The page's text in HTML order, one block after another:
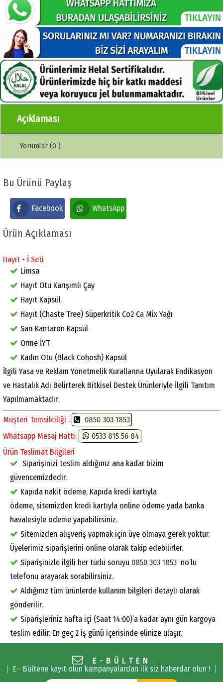
Açıklaması
Yorumlar (0 )
Bu Ürünü Paylaş
Facebook WhatsApp
Ürün Açıklaması
Hayıt - İ Seti
Limsa
Hayıt Otu Karışımlı Çay
Hayıt Kapsül
Hayıt (Chaste Tree) Süperkritik Co2 Ca Mix Yağı
Sarı Kantaron Kapsül
Orme İYT
Kadın Otu (Black Cohosh) Kapsül
İlgili Yasa ve Reklam Yönetmelik Kurallarına Uyularak Endikasyon
ve Hastalık Adı Belirterek Bitkisel Destek Ürünleriyle İlgili Tanıtım
Yapılmamaktadır.
Müşteri Temsilciliği :
0850 303 1853
Whatsapp Mesaj Hattı:
0533 815 56 84
Ürün Teslimat Bilgileri
Siparişinizi teslim aldığınız ana kadar bizim
güvencemizdedir.
Kapıda nakit ödeme, Kapıda kredi kartıyla
ödeme, sitemizden kredi kartıyla online ödeme yada banka
havalesiyle ödeme yapabilirsiniz.
Sitemizden alışveriş yapmak için üye olmaya gerek yoktur.
Üyelerimiz siparişlerini online olarak takip edebilirler.
Siparişinizle ilgili her türlü soruyu 0850 303 1853 no’lu
telefonu arayarak sorabilirsiniz.
Aldığınız tüm ürünlerde kullanım bilgileri detaylı olarak
gönderilir.
Siparişleriniz hafta içi (Saat 14:00)’a kadar aynı gün kargoya
teslim edilir. En geç 2 iş günü içerisinde elinize ulaşır.
E-BÜLTEN
E– Bültene kayıt olun kampanyalardan ilk siz haberdar olun !